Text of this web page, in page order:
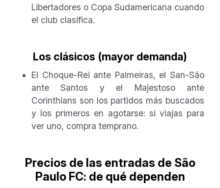
Libertadores o Copa Sudamericana cuando
el club clasifica.
Los clásicos (mayor demanda)
El Choque-Rei ante Palmeiras, el San-São
ante Santos y el Majestoso ante
Corinthians son los partidos más buscados
y los primeros en agotarse: si viajas para
ver uno, compra temprano.
Precios de las entradas de São
Paulo FC: de qué dependen